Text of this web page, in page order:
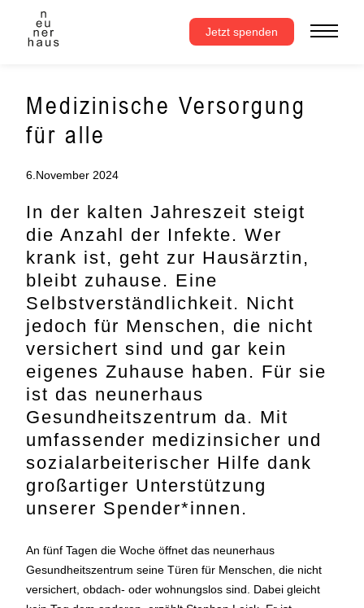
springen
Jetzt spenden
Medizinische Versorgung
für alle
6.November 2024
In der kalten Jahreszeit steigt
die Anzahl der Infekte. Wer
krank ist, geht zur Hausärztin,
bleibt zuhause. Eine
Selbstverständlichkeit. Nicht
jedoch für Menschen, die nicht
versichert sind und gar kein
eigenes Zuhause haben. Für sie
ist das neunerhaus
Gesundheitszentrum da. Mit
umfassender medizinsicher und
sozialarbeiterischer Hilfe dank
großartiger Unterstützung
unserer Spender*innen.
An fünf Tagen die Woche öffnet das neunerhaus
Gesundheitszentrum seine Türen für Menschen, die nicht
versichert, obdach- oder wohnungslos sind. Dabei gleicht